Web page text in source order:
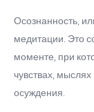
Осознанность,
медитации. Это
моменте, при
чувствах,
осуждения.